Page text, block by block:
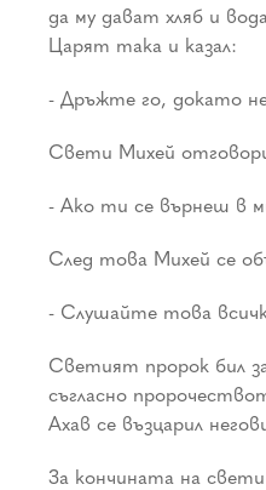
да му дават хляб и
Царят така и казал:
- Дръжте го, докато
Свети Михей
- Ако ти се върнеш в
След това Михей се
- Слушайте това
Светият пророк бил
съгласно
Ахав се възцарил
За кончината на